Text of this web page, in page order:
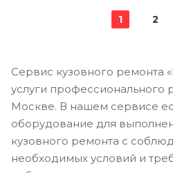
1 2
Сервис кузовного ремонта
услуги профессионального
Москве. В нашем сервисе
оборудование для
кузовного ремонта с
необходимых условий и